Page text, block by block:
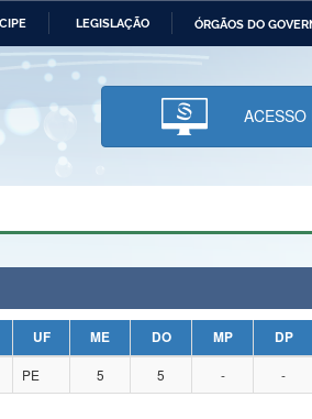
LEGISLAÇÃO ÓRGÃOS DO
Economia Ministério da Infraestrutura
Ministério da Ciência,
Tecnologia, Inovações e
Comunicações
Humanos
ACESSO
UF ME DO MP
DP
PE 5 5 - -